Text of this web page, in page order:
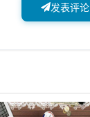
发表评论